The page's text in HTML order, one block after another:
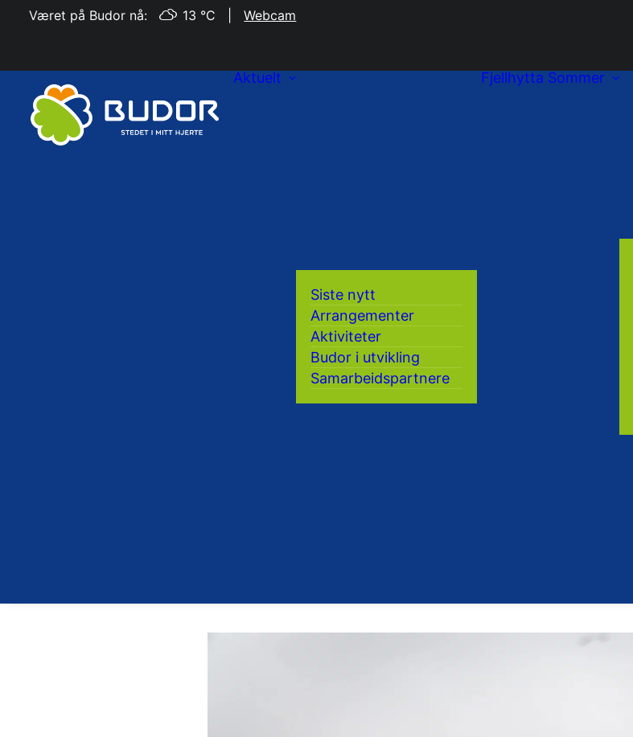
Været på Budor nå: 13 °C |Webcam
Aktuelt
Siste nytt
Arrangementer
Aktiviteter
Budor i utvikling
Samarbeidspartnere
Fjellhytta Sommer